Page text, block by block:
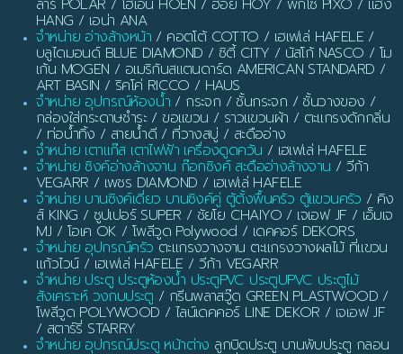
HANG / เอน่า ANA
จำหน่าย อ่างล้างหน้า / คอตโต้ COTTO / เฮเฟเล่ HAFELE /
บลูไดมอนด์ BLUE DIAMOND / ซิตี้ CITY / นัสโก้ NASCO / โม
เก้น MOGEN / อเมริกันสแตนดาร์ด AMERICAN STANDARD /
ART BASIN / ริคโค่ RICCO / HAUS
จำหน่าย อุปกรณ์ห้องน้ำ / กระจก / ชั้นกระจก / ชั้นวางของ /
กล่องใส่กระดาษชำระ / ขอแขวน / ราวแขวนผ้า / ตะแกรงดักกลิ่น
/ ท่อน้ำทิ้ง / สายน้ำดี / ที่วางสบู่ / สะดืออ่าง
จำหน่าย เตาแก๊ส เตาไฟฟ้า เครื่องดูดควัน / เฮเฟเล่ HAFELE
จำหน่าย ซิงค์อ่างล้างจาน ก๊อกซิงค์ สะดืออ่างล้างจาน / วีก้า
VEGARR / เพชร DIAMOND / เฮเฟเล่ HAFELE
จำหน่าย บานซิงค์เดี่ยว บานซิงค์คู่ ตู้ตั้งพื้นครัว ตู้แขวนครัว / คิง
ส์ KING / ซูปเปอร์ SUPER / ชัยโย CHAIYO / เจเอฟ JF / เอ็มเจ
MJ / โอเค OK / โพลีวูด Polywood / เดคคอร์ DEKORS
จำหน่าย อุปกรณ์ครัว ตะแกรงวางจาน ตะแกรงวางผลไม้ ที่แขวน
แก้วไวน์ / เฮเฟเล่ HAFELE / วีก้า VEGARR
จำหน่าย ประตู ประตูห้องน้ำ ประตูPVC ประตูUPVC ประตูไม้
สังเคราะห์ วงกบประตู / กรีนพลาสวู๊ด GREEN PLASTWOOD /
โพลีวูด POLYWOOD / ไลน์เดคคอร์ LINE DEKOR / เจเอฟ JF
/ สตาร์รี่ STARRY
จำหน่าย อุปกรณ์ประตู หน้าต่าง ลูกบิดประตู บานพับประตู กลอน